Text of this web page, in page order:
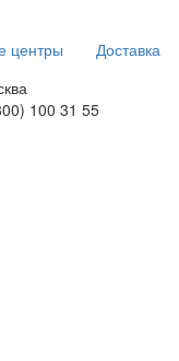
центры Доставка
100 31 55